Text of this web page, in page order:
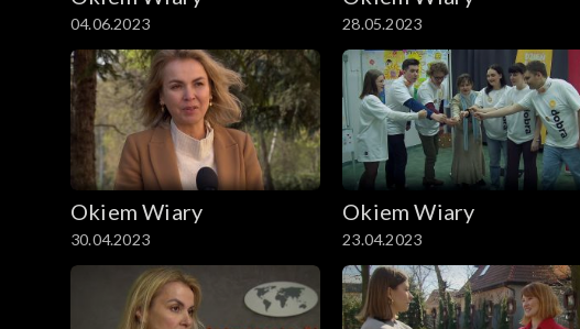
04.06.2023 28.05.2023
Okiem Wiary
30.04.2023
Okiem Wiary
23.04.2023